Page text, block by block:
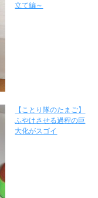
立て編～
【ことり隊のたまご】
ふやけさせる過程の巨
大化がスゴイ